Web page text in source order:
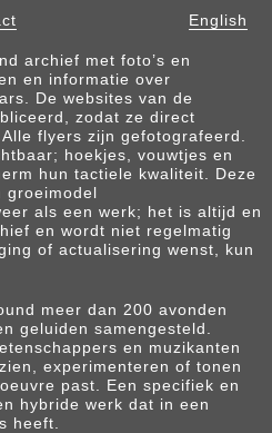
English
archief met foto’s en
en informatie over
De websites van de
zodat ze direct
flyers zijn gefotografeerd.
hoekjes, vouwtjes en
hun tactiele kwaliteit. Deze
groeimodel
als een werk; het is altijd en
en wordt niet regelmatig
of actualisering wenst, kun
meer dan 200 avonden
geluiden samengesteld.
en muzikanten
experimenteren of tonen
past. Een specifiek en
hybride werk dat in een
heeft.